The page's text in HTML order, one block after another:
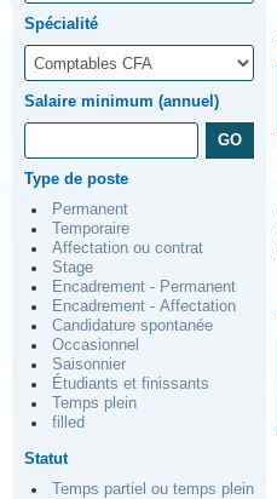
Spécialité
Salaire minimum (annuel)
Type de poste
Permanent
Temporaire
Affectation ou contrat
Stage
Encadrement - Permanent
Encadrement - Affectation
Candidature spontanée
Occasionnel
Saisonnier
Étudiants et finissants
Temps plein
filled
Statut
Temps partiel ou temps plein